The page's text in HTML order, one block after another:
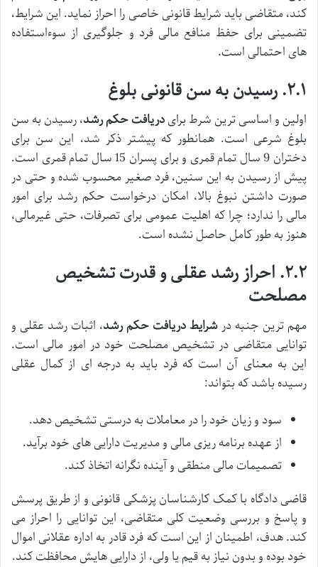
کند، متقاضی باید شرایط قانونی خاصی را احراز نماید. این شرایط،
تضمینی برای حفظ منافع مالی فرد و جلوگیری از سوءاستفاده
های احتمالی است.
۲.۱. رسیدن به سن قانونی بلوغ
اولین و اساسی ترین شرط برایدریافت حکم رشد، رسیدن به سن
بلوغ شرعی است. همانطور که پیشتر ذکر شد، این سن برای
دختران 9 سال تمام قمری و برای پسران 15 سال تمام قمری است.
پیش از رسیدن به این سنین، فرد صغیر محسوب شده و حتی در
صورت داشتن نبوغ بالا، امکان درخواست حکم رشد برای امور
مالی را ندارد؛ چرا که اهلیت عمومی برای تصرفات، حتی غیرمالی،
هنوز به طور کامل حاصل نشده است.
۲.۲. احراز رشد عقلی و قدرت تشخیص
مصلحت
مهم ترین جنبه در شرایط دریافت حکم رشد، اثبات رشد عقلی و
توانایی متقاضی در تشخیص مصلحت خود در امور مالی است.
این به معنای آن است که فرد باید به درجه ای از کمال عقلی
رسیده باشد که بتواند:
سود و زیان خود را در معاملات به درستی تشخیص دهد.
از عهده برنامه ریزی مالی و مدیریت دارایی های خود برآید.
تصمیمات مالی منطقی و آینده نگرانه اتخاذ کند.
قاضی دادگاه با کمک کارشناسان پزشکی قانونی و از طریق پرسش
و پاسخ و بررسی وضعیت کلی متقاضی، این توانایی را احراز می
کند. هدف، اطمینان از این است که فرد قادر به اداره عقلانی اموال
خود بوده و بدون نیاز به قیم یا ولی، از دارایی هایش محافظت کند.